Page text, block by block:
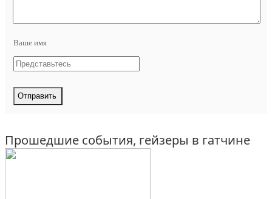
Ваше имя
Прошедшие события, гейзеры в гатчине